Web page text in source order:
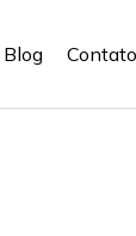
Blog